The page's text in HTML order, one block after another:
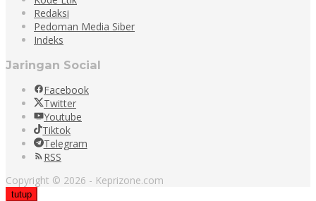
Redaksi
Pedoman Media Siber
Indeks
Jaringan Social
Facebook
Twitter
Youtube
Tiktok
Telegram
RSS
Copyright © 2026 - Keprizone.com
tutup